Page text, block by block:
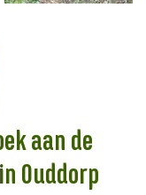
aan de
Ouddorp